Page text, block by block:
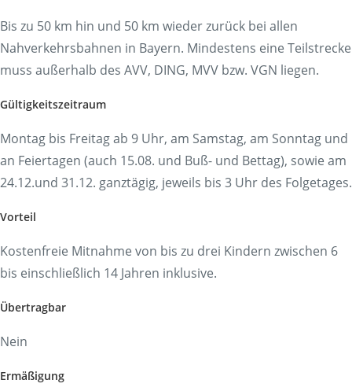
Bis zu 50 km hin und 50 km wieder zurück bei allen
Nahverkehrsbahnen in Bayern. Mindestens eine Teilstrecke
muss außerhalb des AVV, DING, MVV bzw. VGN liegen.
Gültigkeitszeitraum
Montag bis Freitag ab 9 Uhr, am Samstag, am Sonntag und
an Feiertagen (auch 15.08. und Buß- und Bettag), sowie am
24.12.und 31.12. ganztägig, jeweils bis 3 Uhr des Folgetages.
Vorteil
Kostenfreie Mitnahme von bis zu drei Kindern zwischen 6
bis einschließlich 14 Jahren inklusive.
Übertragbar
Nein
Ermäßigung